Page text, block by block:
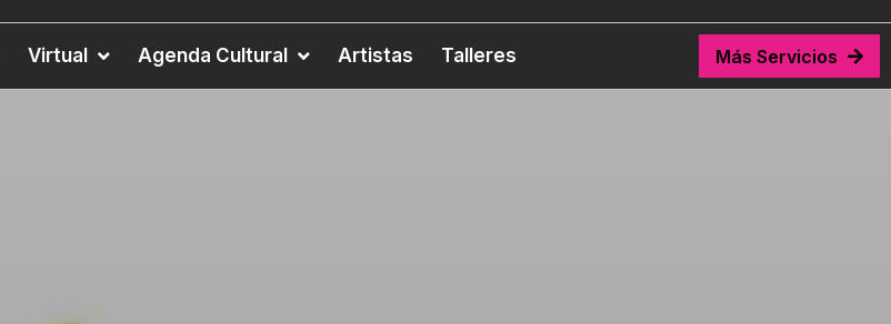
Virtual Agenda Cultural Artistas Talleres Más Servicios